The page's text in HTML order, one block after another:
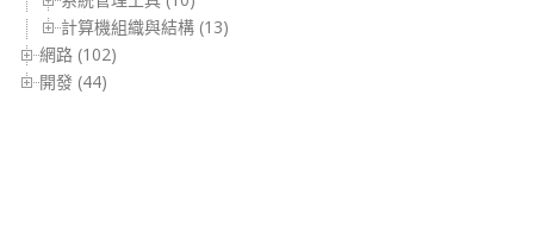
計算機組織與結構 (13)
網路 (102)
開發 (44)